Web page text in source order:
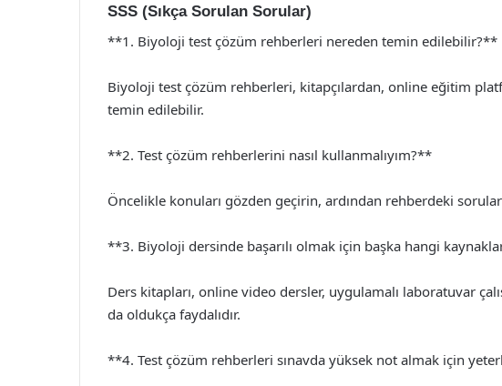
SSS (Sıkça Sorulan Sorular)
**1. Biyoloji test çözüm rehberleri nereden temin edilebilir?**
Biyoloji test çözüm rehberleri, kitapçılardan, online eğitim
temin edilebilir.
**2. Test çözüm rehberlerini nasıl kullanmalıyım?**
Öncelikle konuları gözden geçirin, ardından rehberdeki
**3. Biyoloji dersinde başarılı olmak için başka hangi
Ders kitapları, online video dersler, uygulamalı laboratuvar
da oldukça faydalıdır.
**4. Test çözüm rehberleri sınavda yüksek not almak için